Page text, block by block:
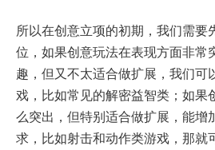
所以在创意立项的初期，我们需要
位，如果创意玩法在表现方面非常
趣，但又不太适合做扩展，我们可
戏，比如常见的解密益智类；如果
么突出，但特别适合做扩展，能增
求，比如射击和动作类游戏，那就